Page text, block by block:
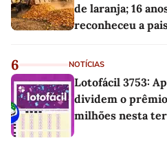
de laranja; 16
reconheceu a
6 NOTÍCIAS
Lotofácil 3753:
dividem o
milhões nesta